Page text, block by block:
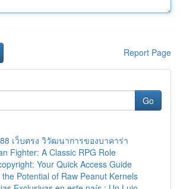
Report Page
Go
เว็บตรง วิวัฒนาการของบาคาร่า
Fighter: A Classic RPG Role
Your Quick Access Guide
the Potential of Raw Peanut Kernels